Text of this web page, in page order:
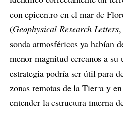
con epicentro en el mar de
(Geophysical Research Letters
sonda atmosféricos ya habían
menor magnitud cercanos a su
estrategia podría ser útil para
zonas remotas de la Tierra y
entender la estructura interna